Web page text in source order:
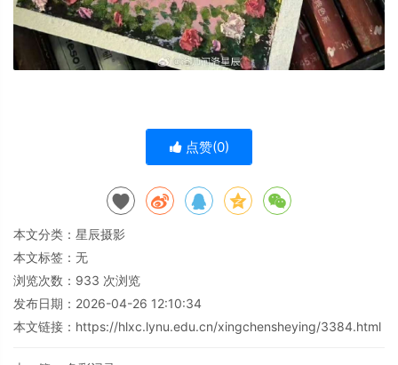
点赞(0)
本文分类： 星辰摄影
本文标签：无
浏览次数： 933 次浏览
发布日期：2026-04-26 12:10:34
本文链接： https://hlxc.lynu.edu.cn/xingchensheying/3384.html